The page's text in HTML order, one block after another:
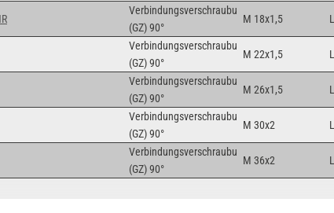
Verbindungsverschraubung
(GZ) 90°
M 18x1,5
Verbindungsverschraubung
(GZ) 90°
M 22x1,5
Verbindungsverschraubung
(GZ) 90°
M 26x1,5
Verbindungsverschraubung
(GZ) 90°
M 30x2
Verbindungsverschraubung
(GZ) 90°
M 36x2